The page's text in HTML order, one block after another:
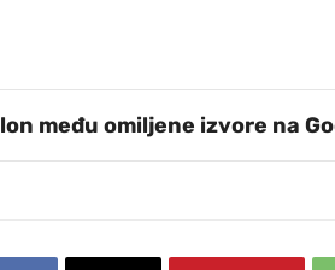
među omiljene izvore na